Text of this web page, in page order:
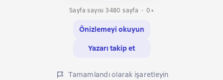
Sayfa sayısı 3480 sayfa
0+
Önizlemeyi okuyun
Yazarı takip et
Tamamlandı olarak işaretleyin